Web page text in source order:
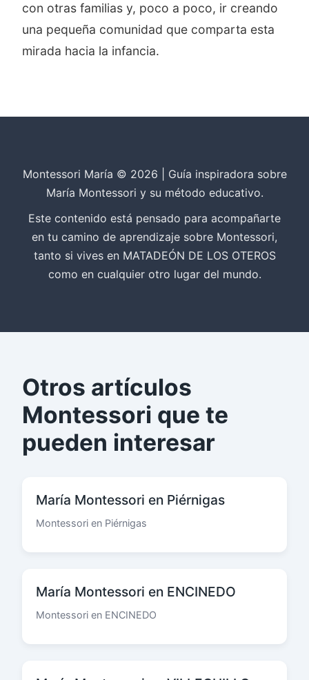
con otras familias y, poco a poco, ir creando
una pequeña comunidad que comparta esta
mirada hacia la infancia.
Montessori María © 2026 | Guía inspiradora sobre
María Montessori y su método educativo.
Este contenido está pensado para acompañarte
en tu camino de aprendizaje sobre Montessori,
tanto si vives en MATADEÓN DE LOS OTEROS
como en cualquier otro lugar del mundo.
Otros artículos
Montessori que te
pueden interesar
María Montessori en Piérnigas
Montessori en Piérnigas
María Montessori en ENCINEDO
Montessori en ENCINEDO